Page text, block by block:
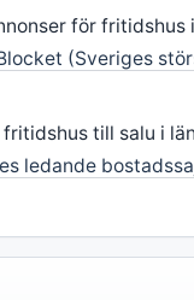
för fritidshus i
(Sveriges
till salu i
ledande